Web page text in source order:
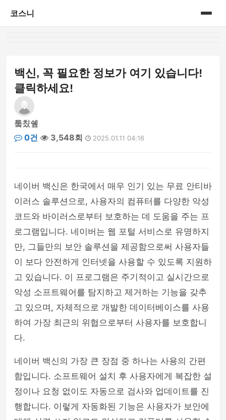
코스니
백신, 꼭 필요한 정보가 여기 있습니다!
클릭하세요!
퉄칬쉪
0건
3,548회 2025.01.11 04:16
네이버 백신은 한국에서 매우 인기 있는 무료 안티바
이러스 솔루션으로, 사용자의 컴퓨터를 다양한 악성
코드와 바이러스로부터 보호하는 데 도움을 주는 프
로그램입니다. 네이버는 웹 포털 서비스로 유명하지
만, 그들만의 보안 솔루션을 제공함으로써 사용자들
이 보다 안전하게 인터넷을 사용할 수 있도록 지원하
고 있습니다. 이 프로그램은 주기적이고 실시간으로
악성 소프트웨어를 탐지하고 제거하는 기능을 갖추
고 있으며, 자체적으로 개발한 데이터베이스를 사용
하여 가장 최근의 위협으로부터 사용자를 보호합니
다.
네이버 백신의 가장 큰 장점 중 하나는 사용의 간편
함입니다. 소프트웨어 설치 후 사용자에게 복잡한 설
정이나 요청 없이도 자동으로 검사와 업데이트를 진
행합니다. 이렇게 자동화된 기능은 사용자가 보안에